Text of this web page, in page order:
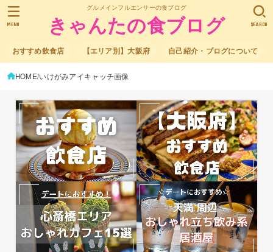
グルメインフルエンサーの食ブログ
きゃんたの食ブログ
おすすめ飲食店 【エリア別】大阪府 自己紹介・ブログについて
SEARCH
MENU
HOME いけがみアイキャッチ画像